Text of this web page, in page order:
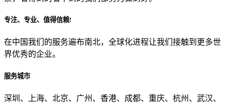
专注、专业、值得信赖!
在中国我们的服务遍布南北，全球化进程让我们接触到更多世
界优秀的企业。
服务城市
深圳、上海、北京、广州、香港、成都、重庆、杭州、武汉、